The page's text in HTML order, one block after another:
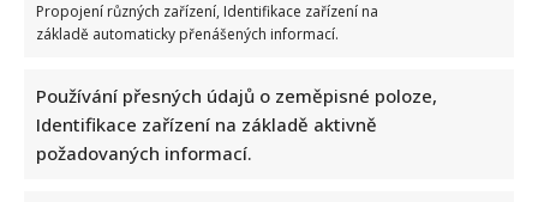
Propojení různých zařízení, Identifikace zařízení na
základě automaticky přenášených informací.
Používání přesných údajů o zeměpisné poloze,
Identifikace zařízení na základě aktivně
požadovaných informací.